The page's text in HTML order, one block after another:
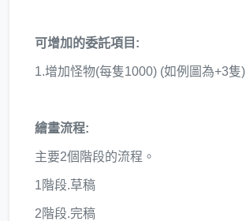
可增加的委託項目:
1.增加怪物(每隻1000) (如例圖為+3隻)
繪畫流程:
主要2個階段的流程。
1階段.草稿
2階段.完稿